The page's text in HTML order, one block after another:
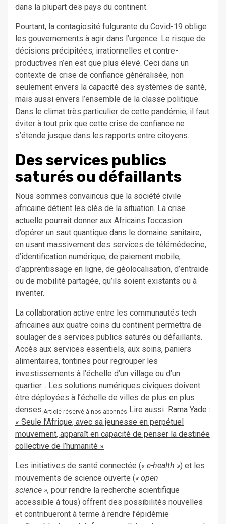
dans la plupart des pays du continent.
Pourtant, la contagiosité fulgurante du Covid-19 oblige
les gouvernements à agir dans l’urgence. Le risque de
décisions précipitées, irrationnelles et contre-
productives n’en est que plus élevé. Ceci dans un
contexte de crise de confiance généralisée, non
seulement envers la capacité des systèmes de santé,
mais aussi envers l’ensemble de la classe politique.
Dans le climat très particulier de cette pandémie, il faut
éviter à tout prix que cette crise de confiance ne
s’étende jusque dans les rapports entre citoyens.
Des services publics
saturés ou défaillants
Nous sommes convaincus que la société civile
africaine détient les clés de la situation. La crise
actuelle pourrait donner aux Africains l’occasion
d’opérer un saut quantique dans le domaine sanitaire,
en usant massivement des services de télémédecine,
d’identification numérique, de paiement mobile,
d’apprentissage en ligne, de géolocalisation, d’entraide
ou de mobilité partagée, qu’ils soient existants ou à
inventer.
La collaboration active entre les communautés tech
africaines aux quatre coins du continent permettra de
soulager des services publics saturés ou défaillants.
Accès aux services essentiels, aux soins, paniers
alimentaires, tontines pour regrouper les
investissements à l’échelle d’un village ou d’un
quartier… Les solutions numériques civiques doivent
être déployées à l’échelle de villes de plus en plus
denses.Article réservé à nos abonnés Lire aussi Rama Yade :
« Seule l’Afrique, avec sa jeunesse en perpétuel
mouvement, apparaît en capacité de penser la destinée
collective de l’humanité »
Les initiatives de santé connectée (« e-health ») et les
mouvements de science ouverte (« open
science », pour rendre la recherche scientifique
accessible à tous) offrent des possibilités nouvelles
et contribueront à terme à rendre l’épidémie